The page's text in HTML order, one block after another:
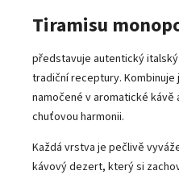
Tiramisu
představuje autentický
tradiční receptury.
namočené v aromatické
chuťovou harmonii.
Každá vrstva je pečlivě
kávový dezert, který si